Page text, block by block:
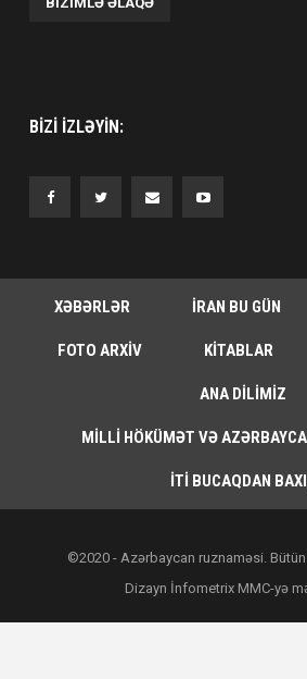
BIZI IZLƏYIN:
XƏBƏRLƏR İRAN BU GÜN
FOTO ARXIV KITABLAR
ANA DILIMIZ
MILLI HÖKÜMƏT VƏ
İTI BUCAQDAN
©2020 - Azərbaycan ruznaməsi.
Dizayn İnfometrix MMC-yə